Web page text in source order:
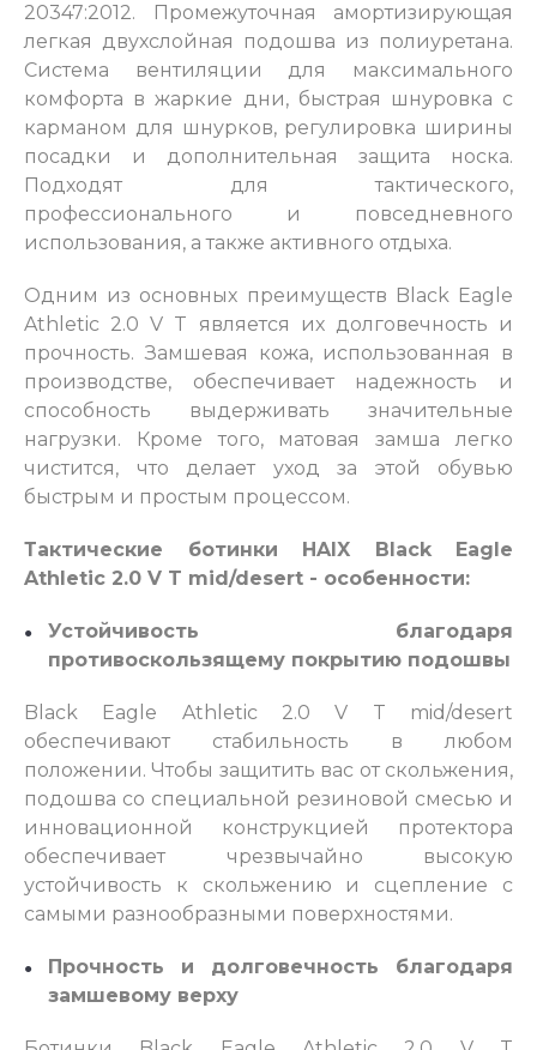
20347:2012. Промежуточная амортизирующая
легкая двухслойная подошва из полиуретана.
Система вентиляции для максимального
комфорта в жаркие дни, быстрая шнуровка с
карманом для шнурков, регулировка ширины
посадки и дополнительная защита носка.
Подходят для тактического,
профессионального и повседневного
использования, а также активного отдыха.
Одним из основных преимуществ Black Eagle
Athletic 2.0 V T является их долговечность и
прочность. Замшевая кожа, использованная в
производстве, обеспечивает надежность и
способность выдерживать значительные
нагрузки. Кроме того, матовая замша легко
чистится, что делает уход за этой обувью
быстрым и простым процессом.
Тактические ботинки HAIX Black Eagle
Athletic 2.0 V T mid/desert - особенности:
Устойчивость благодаря
противоскользящему покрытию подошвы
Black Eagle Athletic 2.0 V T mid/desert
обеспечивают стабильность в любом
положении. Чтобы защитить вас от скольжения,
подошва со специальной резиновой смесью и
инновационной конструкцией протектора
обеспечивает чрезвычайно высокую
устойчивость к скольжению и сцепление с
самыми разнообразными поверхностями.
Прочность и долговечность благодаря
замшевому верху